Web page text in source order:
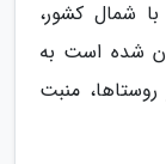
شمال کشور،
شده است به
منبت